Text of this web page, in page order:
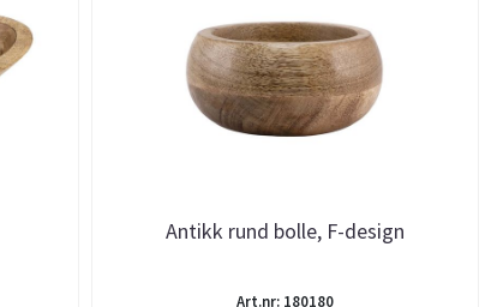
Antikk rund bolle, F-design
Art.nr: 180180